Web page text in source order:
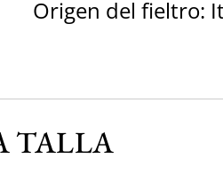
Origen del fieltro: